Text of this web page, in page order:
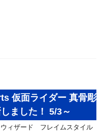
仮面ライダー 真骨彫
ました！ 5/3～
ィザード フレイムスタイル